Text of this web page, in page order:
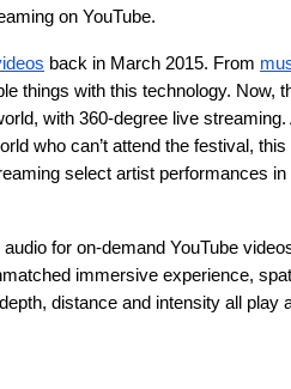
on YouTube.
back in March 2015. From
things with this technology. Now,
with 360-degree live
who can’t attend the festival, this
select artist performances in
for on-demand YouTube
immersive experience,
distance and intensity all play